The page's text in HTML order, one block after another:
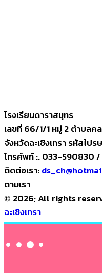
โรงเรียนดาราสมุทร
เลขที่ 66/1/1 หมู่ 2 ตำบลค
จังหวัดฉะเชิงเทรา รหัสไ
โทรศัพท์ :. 033-
ติดต่อเรา:
ตามเรา
© 2026; All rights
ฉะเชิงเทรา